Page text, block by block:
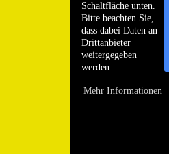
Schaltfläche unten.
Bitte beachten Sie,
dass dabei Daten an
Drittanbieter
weitergegeben
werden.
Mehr Informationen